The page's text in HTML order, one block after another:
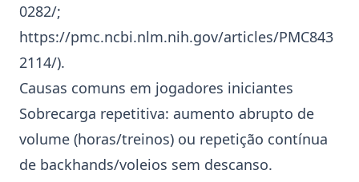
0282/;
https://pmc.ncbi.nlm.nih.gov/articles/PMC843
2114/).
Causas comuns em jogadores iniciantes
Sobrecarga repetitiva: aumento abrupto de
volume (horas/treinos) ou repetição contínua
de backhands/voleios sem descanso.